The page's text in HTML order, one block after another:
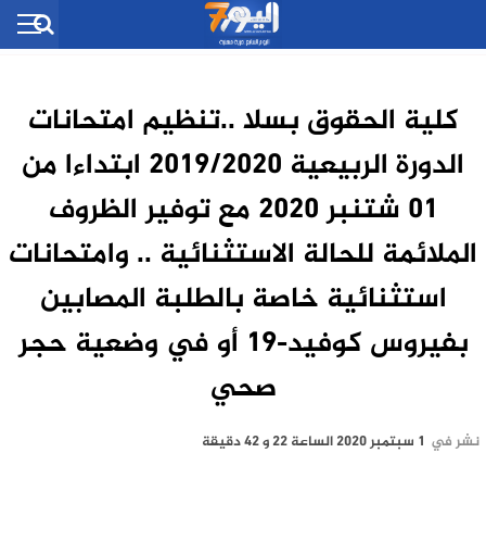
كلية الحقوق بسلا ..تنظيم امتحانات
الدورة الربيعية 2019/2020 ابتداءا من
01 شتنبر 2020 مع توفير الظروف
الملائمة للحالة الاستثنائية .. وامتحانات
استثنائية خاصة بالطلبة المصابين
بفيروس كوفيد-19 أو في وضعية حجر
صحي
نشر في 1 سبتمبر 2020 الساعة 22 و 42 دقيقة